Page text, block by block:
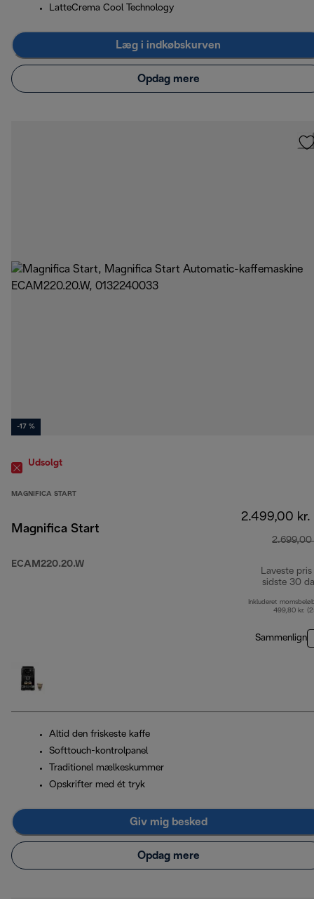
LatteCrema Cool Technology
Læg i indkøbskurven
Opdag mere
-17 %
Udsolgt
MAGNIFICA START
Magnifica Start
ECAM220.20.W
2.499,00 kr.
2.699,00
Laveste pris
sidste 30
Inkluderet
499,80 kr.
Sammenlign
Altid den friskeste kaffe
Softtouch-kontrolpanel
Traditionel mælkeskummer
Opskrifter med ét tryk
Giv mig besked
Opdag mere